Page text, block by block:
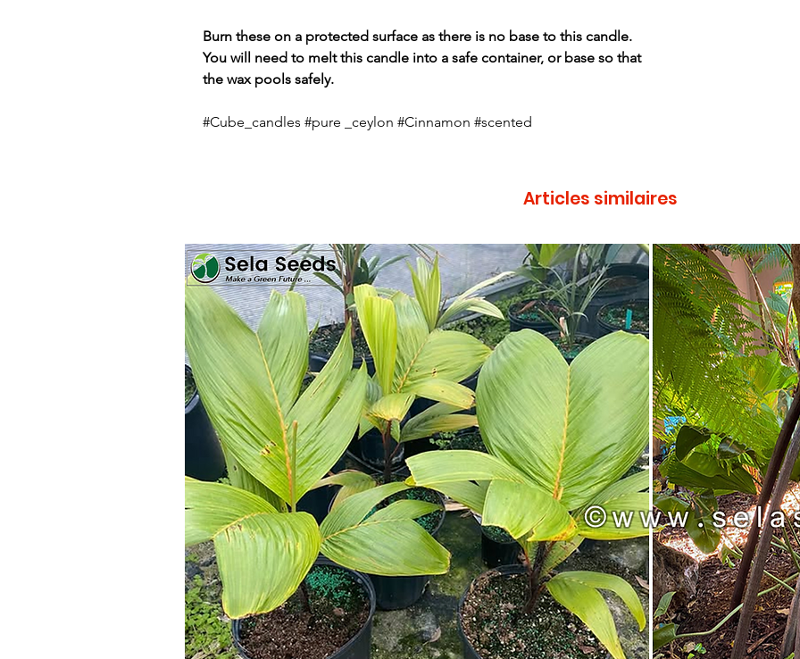
Burn these on a protected surface as there is no base to this candle.
You will need to melt this candle into a safe container, or base so that
the wax pools safely.
#Cube_candles #pure _ceylon #Cinnamon #scented
Articles similaires